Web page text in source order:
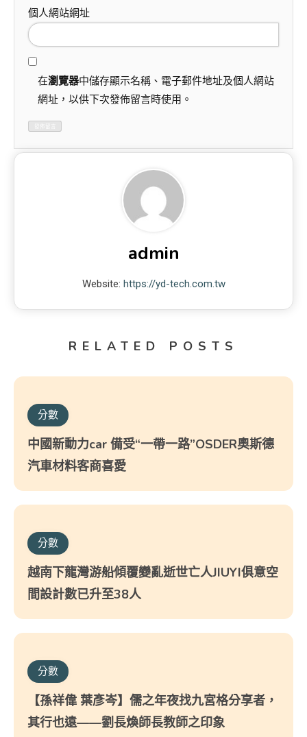
個人網站網址
在瀏覽器中儲存顯示名稱、電子郵件地址及個人網站
網址，以供下次發佈留言時使用。
admin
Website: https://yd-tech.com.tw
RELATED POSTS
分數
中國新動力car 備受“一帶一路”OSDER奧斯德
汽車材料客商喜愛
分數
越南下龍灣游船傾覆變亂逝世亡人JIUYI俱意空
間設計數已升至38人
分數
【孫祥偉 葉彥岑】儒之年夜找九宮格分享者，
其行也遠——劉長煥師長教師之印象